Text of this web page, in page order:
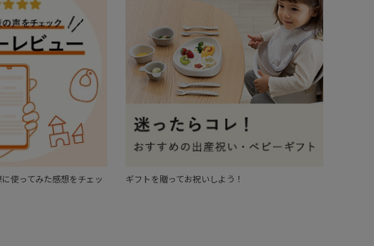
使ってみた感想をチェッ
ギフトを贈ってお祝いしよう！